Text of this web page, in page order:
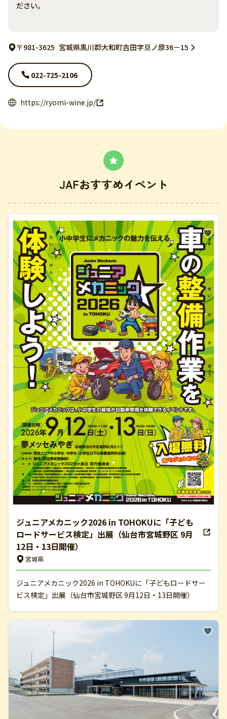
ださい。
〒981-3625 宮城県黒川郡大和町吉田字旦ノ原36－15
022-725-2106
https://ryomi-wine.jp/
JAFおすすめイベント
ジュニアメカニック2026 in TOHOKUに「子ども
ロードサービス検定」出展（仙台市宮城野区 9月
12日・13日開催）
宮城県
ジュニアメカニック2026 in TOHOKUに「子どもロードサー
ビス検定」出展（仙台市宮城野区 9月12日・13日開催）